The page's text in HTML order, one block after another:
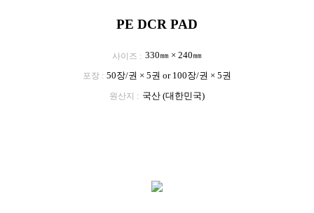
PE DCR PAD
사이즈 330㎜ × 240㎜
포장 50장/권 × 5권 or 100장/권 × 5권
원산지 국산 (대한민국)